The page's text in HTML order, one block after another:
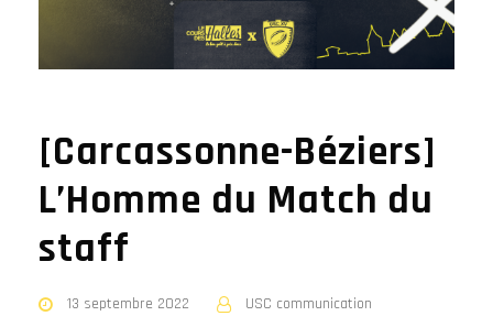
[Carcassonne-Béziers]
L’Homme du Match du
staff
13 septembre 2022
USC communication